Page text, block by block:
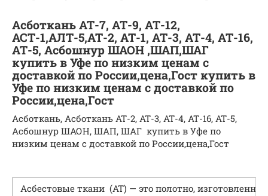
Асботкань АТ-7, АТ-9, АТ-12,
АСТ-1,АЛТ-5,АТ-2, АТ-1, АТ-3, АТ-4, АТ-16,
АТ-5, Асбошнур ШАОН ,ШАП,ШАГ
купить в Уфе по низким ценам с
доставкой по России,цена,Гост купить в
Уфе по низким ценам с доставкой по
России,цена,Гост
Асботкань, Асботкань АТ-2, АТ-3, АТ-4, АТ-16, АТ-5,
Асбошнур ШАОН, ШАП, ШАГ купить в Уфе по
низким ценам с доставкой по России,цена,Гост
Асбестовые ткани (АТ) — это полотно, изготовленное